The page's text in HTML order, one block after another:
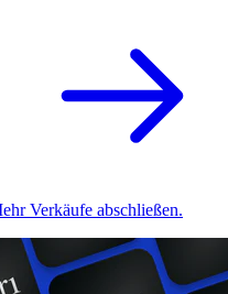
Verkäufe abschließen.